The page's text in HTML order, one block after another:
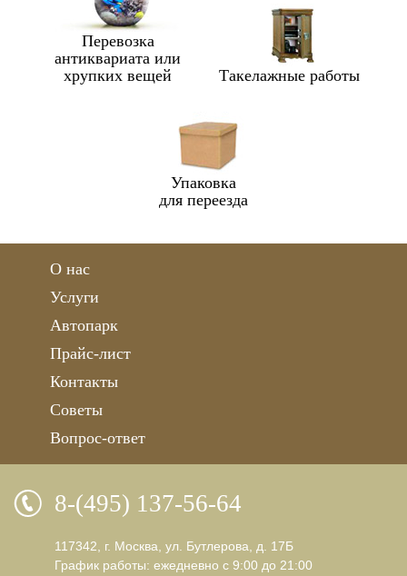
Перевозка
антиквариата или
хрупких вещей
Такелажные работы
Упаковка
для переезда
О нас
Услуги
Автопарк
Прайс-лист
Контакты
Советы
Вопрос-ответ
8-(495) 137-56-64
117342, г. Москва, ул. Бутлерова, д. 17Б
График работы: ежедневно с 9:00 до 21:00